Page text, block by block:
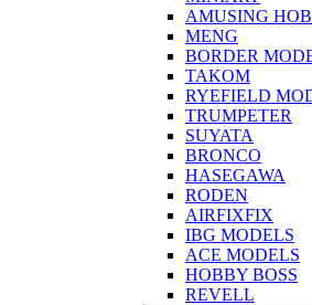
AMUSING
MENG
BORDER
TAKOM
RYEFIELD
TRUMPETER
SUYATA
BRONCO
HASEGAWA
RODEN
AIRFIXFIX
IBG MODELS
ACE MODELS
HOBBY BOSS
REVELL